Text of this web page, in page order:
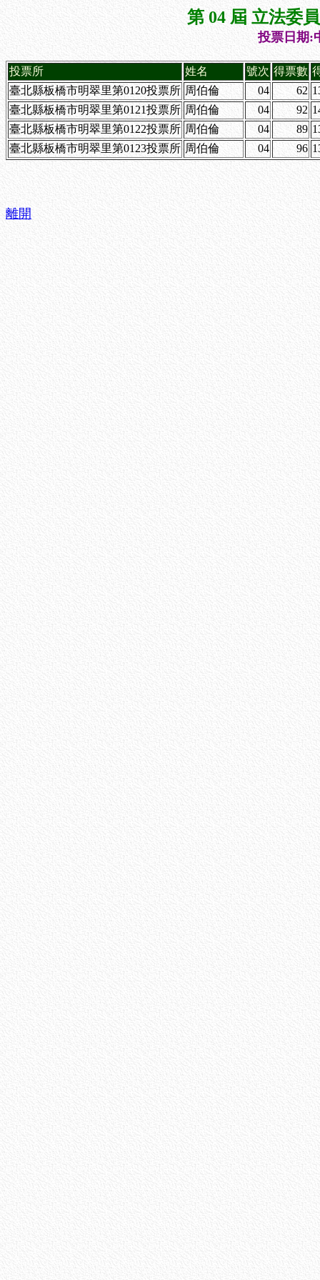
第 04 屆 立法委
投票日期:
投票所 姓名 號次 得票數
臺北縣板橋市明翠里第0120投票所 周伯倫 04 62
臺北縣板橋市明翠里第0121投票所 周伯倫 04 92
臺北縣板橋市明翠里第0122投票所 周伯倫 04 89
臺北縣板橋市明翠里第0123投票所 周伯倫 04 96
離開